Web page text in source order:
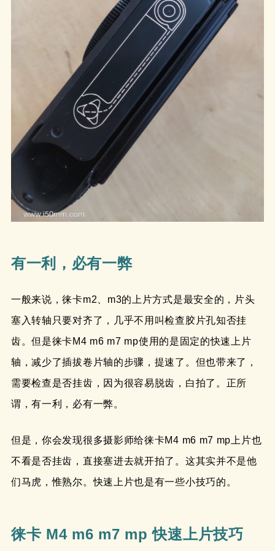
有一利，必有一弊
一般来说，徕卡m2、m3的上片方式是最安全的，片头
塞入转轴只要对齐了，几乎不用叫检查胶片孔知否挂
齿。但是徕卡M4 m6 m7 mp使用的是固定的快速上片
轴，减少了插拔卷片轴的步骤，提速了。但也带来了，
需要检查是否挂齿，因为很容易脱齿，白拍了。正所
谓，有一利，必有一弊。
但是，你会发现很多摄影师给徕卡M4 m6 m7 mp上片也
不看是否挂齿，直接塞进去就开拍了。这其实并不是他
们马虎，惟熟尔。快速上片也是有一些小技巧的。
徕卡 M4 m6 m7 mp 快速上片技巧